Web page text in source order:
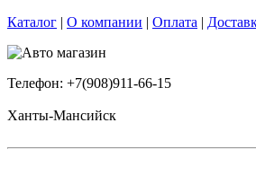
Каталог | О компании | Оплата |
Телефон: +7(908)911-66-15
Ханты-Мансийск